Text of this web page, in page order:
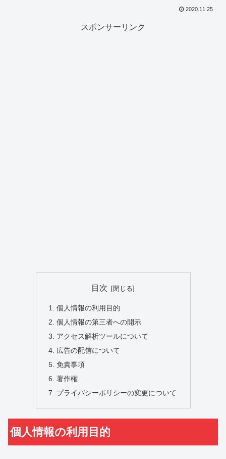
2020.11.25
スポンサーリンク
目次
個人情報の利用目的
個人情報の第三者への開示
アクセス解析ツールについて
広告の配信について
免責事項
著作権
プライバシーポリシーの変更について
個人情報の利用目的